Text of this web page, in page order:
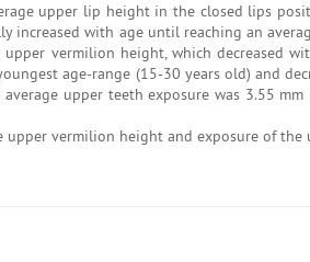
upper lip height in the closed lips
increased with age until reaching an
vermilion height, which decreased
age-range (15-30 years old) and
upper teeth exposure was 3.55
vermilion height and exposure of the